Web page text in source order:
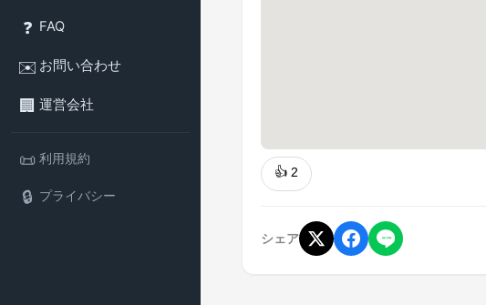
❓ FAQ
✉️ お問い合わせ
🏢 運営会社
📜 利用規約
🔒 プライバシー
👍 2
シェア